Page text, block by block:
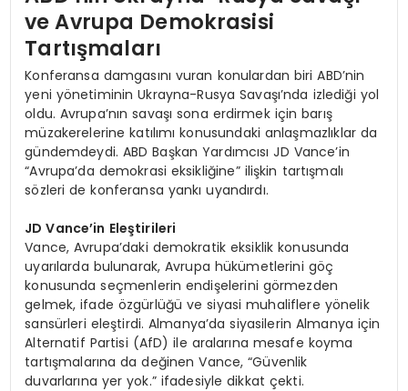
ve Avrupa Demokrasisi
Tartışmaları
Konferansa damgasını vuran konulardan biri ABD’nin
yeni yönetiminin Ukrayna-Rusya Savaşı’nda izlediği yol
oldu. Avrupa’nın savaşı sona erdirmek için barış
müzakerelerine katılımı konusundaki anlaşmazlıklar da
gündemdeydi. ABD Başkan Yardımcısı JD Vance’in
“Avrupa’da demokrasi eksikliğine” ilişkin tartışmalı
sözleri de konferansa yankı uyandırdı.
JD Vance’in Eleştirileri
Vance, Avrupa’daki demokratik eksiklik konusunda
uyarılarda bulunarak, Avrupa hükümetlerini göç
konusunda seçmenlerin endişelerini görmezden
gelmek, ifade özgürlüğü ve siyasi muhaliflere yönelik
sansürleri eleştirdi. Almanya’da siyasilerin Almanya için
Alternatif Partisi (AfD) ile aralarına mesafe koyma
tartışmalarına da değinen Vance, “Güvenlik
duvarlarına yer yok.” ifadesiyle dikkat çekti.